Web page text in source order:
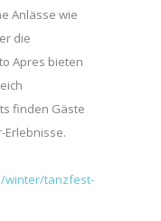
Anlässe wie
die
Apres bieten
finden Gäste
Erlebnisse.
winter/tanzfest-